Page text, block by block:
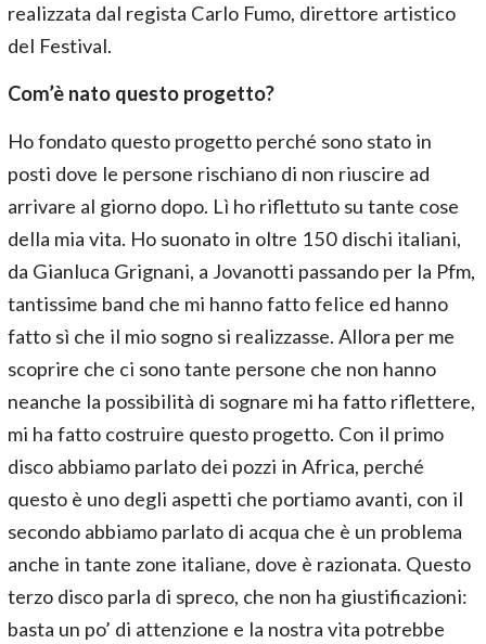
realizzata dal regista Carlo Fumo, direttore artistico
del Festival.
Com’è nato questo progetto?
Ho fondato questo progetto perché sono stato in
posti dove le persone rischiano di non riuscire ad
arrivare al giorno dopo. Lì ho riflettuto su tante cose
della mia vita. Ho suonato in oltre 150 dischi italiani,
da Gianluca Grignani, a Jovanotti passando per la Pfm,
tantissime band che mi hanno fatto felice ed hanno
fatto sì che il mio sogno si realizzasse. Allora per me
scoprire che ci sono tante persone che non hanno
neanche la possibilità di sognare mi ha fatto riflettere,
mi ha fatto costruire questo progetto. Con il primo
disco abbiamo parlato dei pozzi in Africa, perché
questo è uno degli aspetti che portiamo avanti, con il
secondo abbiamo parlato di acqua che è un problema
anche in tante zone italiane, dove è razionata. Questo
terzo disco parla di spreco, che non ha giustificazioni:
basta un po’ di attenzione e la nostra vita potrebbe